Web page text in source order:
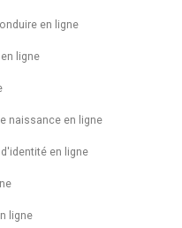
en ligne
ligne
naissance en ligne
en ligne
ligne